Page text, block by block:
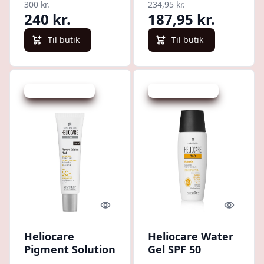
ml
300 kr.
240 kr.
Til butik
234,95 kr.
187,95 kr.
Til butik
Quick look
Heliocare
Pigment Solution
Quick
Heliocare Water
Gel SPF 50